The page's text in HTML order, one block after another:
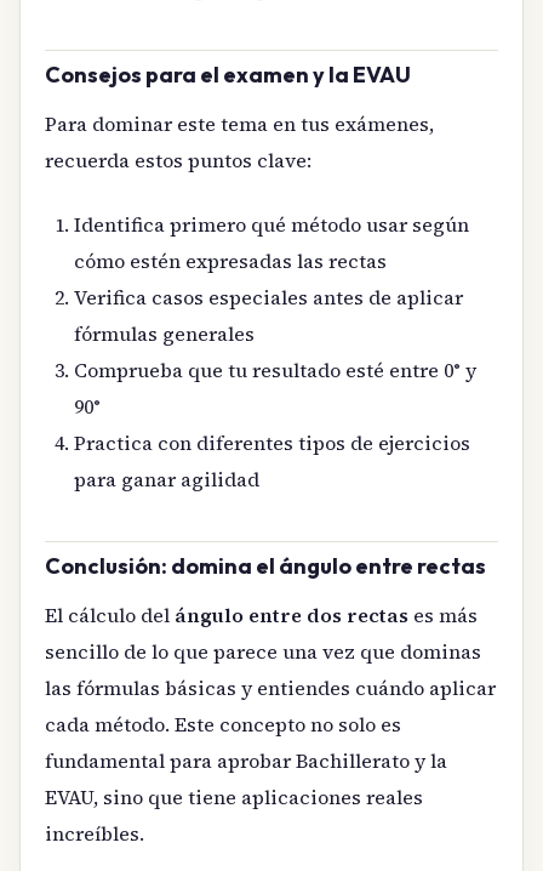
Consejos para el examen y la EVAU
Para dominar este tema en tus exámenes,
recuerda estos puntos clave:
Identifica primero qué método usar según
cómo estén expresadas las rectas
Verifica casos especiales antes de aplicar
fórmulas generales
Comprueba que tu resultado esté entre 0° y
90°
Practica con diferentes tipos de ejercicios
para ganar agilidad
Conclusión: domina el ángulo entre rectas
El cálculo del ángulo entre dos rectas es más
sencillo de lo que parece una vez que dominas
las fórmulas básicas y entiendes cuándo aplicar
cada método. Este concepto no solo es
fundamental para aprobar Bachillerato y la
EVAU, sino que tiene aplicaciones reales
increíbles.